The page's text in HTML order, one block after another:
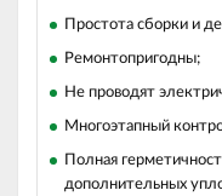
Простота сборки и
Ремонтопригодны;
Не проводят
Многоэтапный
Полная
дополнительных